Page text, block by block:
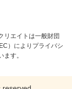
リエイトは一般財団
）によりプライバシ
す。